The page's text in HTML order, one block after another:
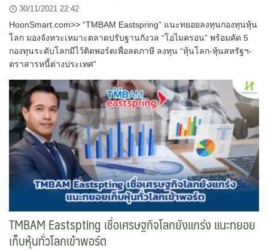
30/11/2021 22:42
HoonSmart.com>> “TMBAM Eastspring” แนะทยอยลงทุนกองทุนหุ้น
โลก มองจังหวะเหมาะตลาดปรับฐานกังวล “โอไมครอน” พร้อมคัด 5
กองทุนระดับโลกมีไว้ติดพอร์ตเพื่อลดภาษี ลงทุน “หุ้นโลก-หุ้นสหรัฐฯ-
ตราสารหนี้ต่างประเทศ”
TMBAM Eastspting เชื่อเศรษฐกิจโลกยังแกร่ง แนะทยอย
เก็บหุ้นทั่วโลกเข้าพอร์ต